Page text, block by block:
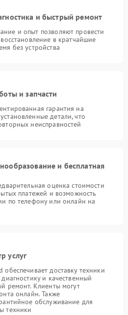
и быстрый ремонт
и опыт позволяют провести
в кратчайшие
без устройства
и запчасти
гарантия на
детали, что
неисправностей
и бесплатная
оценка стоимости
платежей и возможность
по телефону или онлайн на
услуг
доставку техники
и качественный
ремонт. Клиенты могут
онлайн. Также
обслуживание для
техники